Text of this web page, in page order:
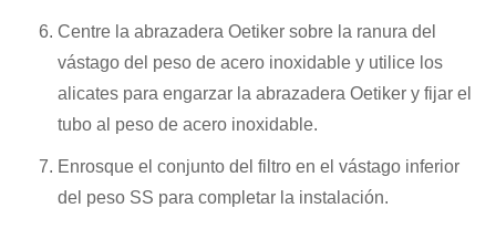
Centre la abrazadera Oetiker sobre la ranura del
vástago del peso de acero inoxidable y utilice los
alicates para engarzar la abrazadera Oetiker y fijar el
tubo al peso de acero inoxidable.
Enrosque el conjunto del filtro en el vástago inferior
del peso SS para completar la instalación.